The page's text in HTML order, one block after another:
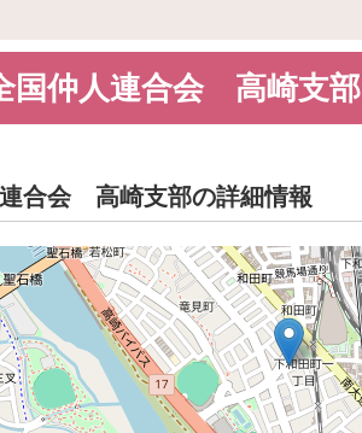
国仲人連合会 高崎支部
合会 高崎支部の詳細情報